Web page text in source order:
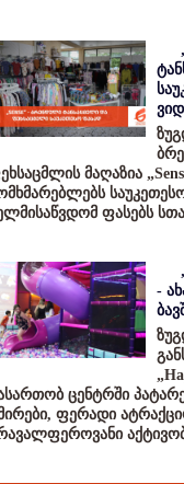
მაღაზია
ფასებს
-
ცენტრში
ფერადი